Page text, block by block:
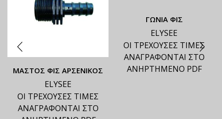
ΜΑΣΤΟΣ ΦΙΣ ΑΡΣΕΝΙΚΟΣ
ELYSEE
ΟΙ ΤΡΕΧΟΥΣΕΣ ΤΙΜΕΣ
ΑΝΑΓΡΑΦΟΝΤΑΙ ΣΤΟ
ΓΩΝΙΑ ΦΙΣ
ELYSEE
ΟΙ ΤΡΕΧΟΥΣΕΣ ΤΙΜΕΣ
ΑΝΑΓΡΑΦΟΝΤΑΙ ΣΤΟ
ΑΝΗΡΤΗΜΕΝΟ PDF